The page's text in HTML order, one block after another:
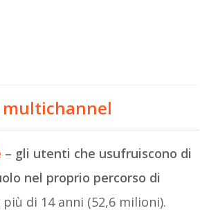
multichannel
– gli utenti che usufruiscono di
nel proprio percorso di
di 14 anni (52,6 milioni).